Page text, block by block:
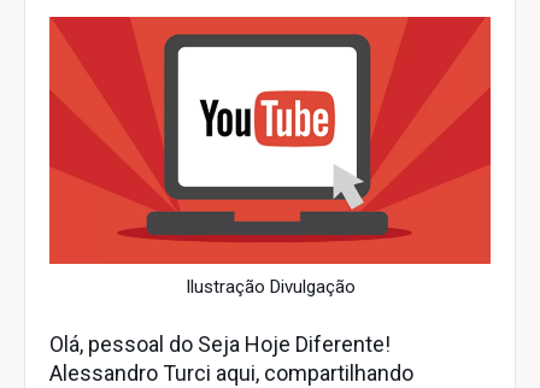
Ilustração Divulgação
Olá, pessoal do Seja Hoje Diferente!
Alessandro Turci aqui, compartilhando